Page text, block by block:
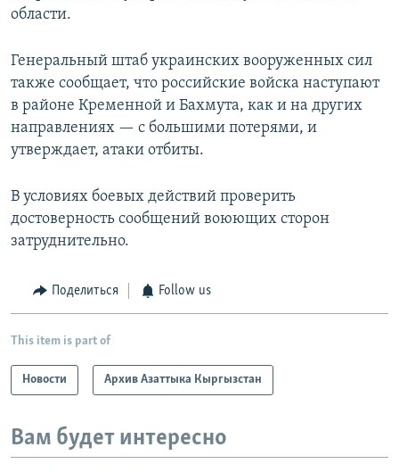
области.
Генеральный штаб украинских вооруженных сил
также сообщает, что российские войска наступают
в районе Кременной и Бахмута, как и на других
направлениях — с большими потерями, и
утверждает, атаки отбиты.
В условиях боевых действий проверить
достоверность сообщений воюющих сторон
затруднительно.
Поделиться Follow us
This item is part of
Новости Архив Азаттыка Кыргызстан
Вам будет интересно